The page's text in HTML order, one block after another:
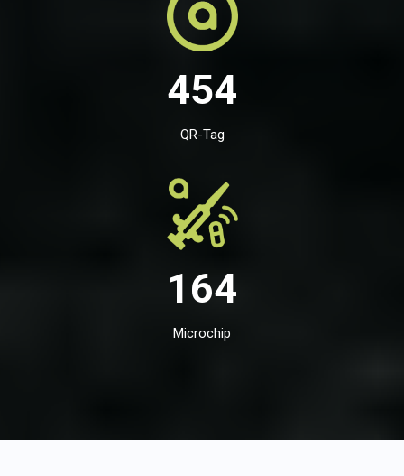
454
QR-Tag
164
Microchip